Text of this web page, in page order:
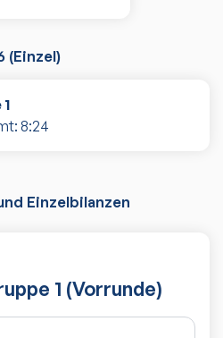
(Einzel)
8:24
Einzelbilanzen
1 (Vorrunde)